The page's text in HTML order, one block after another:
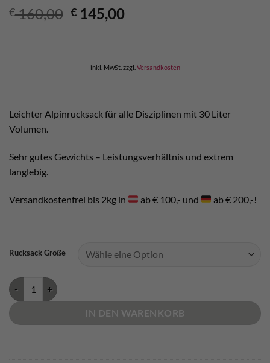
€160,00 Ursprünglicher
€ 145,00Aktueller
inkl. MwSt. zzgl. Versandkosten
Leichter Alpinrucksack für alle Disziplinen mit 30 Liter
Volumen.
Sehr gutes Gewichts – Leistungsverhältnis und extrem
langlebig.
Versandkostenfrei bis 2kg in ab € 100,- und ab € 200,-!
Rucksack Größe
Black Diamond Speed 30 Pack Menge
IN DEN WARENKORB